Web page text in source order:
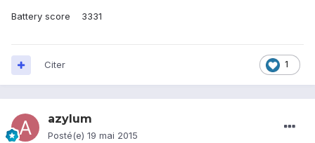
Battery score 3331
1
Citer
azylum
Posté(e) 19 mai 2015